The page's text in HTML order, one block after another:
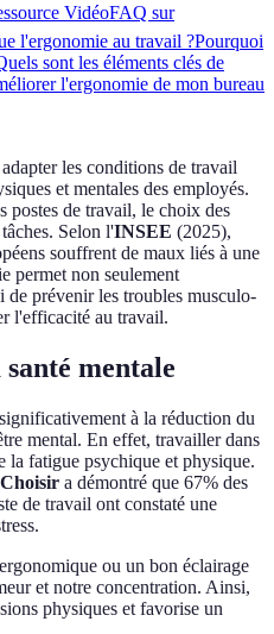
VidéoFAQ sur
l'ergonomie au travail ?Pourquoi
sont les éléments clés de
l'ergonomie de mon bureau
les conditions de travail
et mentales des employés.
postes de travail, le choix des
Selon l'INSEE (2025),
souffrent de maux liés à une
permet non seulement
de prévenir les troubles musculo-
l'efficacité au travail.
mentale
à la réduction du
mental. En effet, travailler dans
la fatigue psychique et physique.
a démontré que 67% des
de travail ont constaté une
ou un bon éclairage
et notre concentration. Ainsi,
physiques et favorise un